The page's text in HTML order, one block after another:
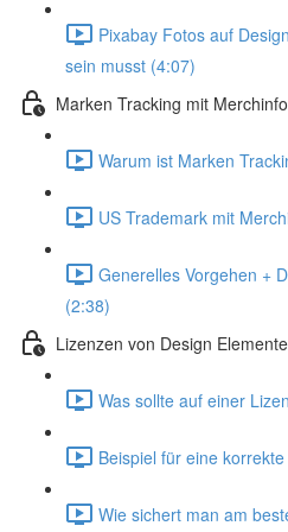
Pixabay Fotos auf
sein musst (4:07)
Marken Tracking mit
Warum ist Marken
US Trademark mit
Generelles Vorgehen +
(2:38)
Lizenzen von Design
Was sollte auf einer
Beispiel für eine
Wie sichert man am